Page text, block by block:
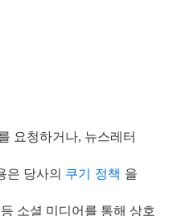
요청하거나, 뉴스레터
은 당사의 쿠기 정책 을
소셜 미디어를 통해 상호